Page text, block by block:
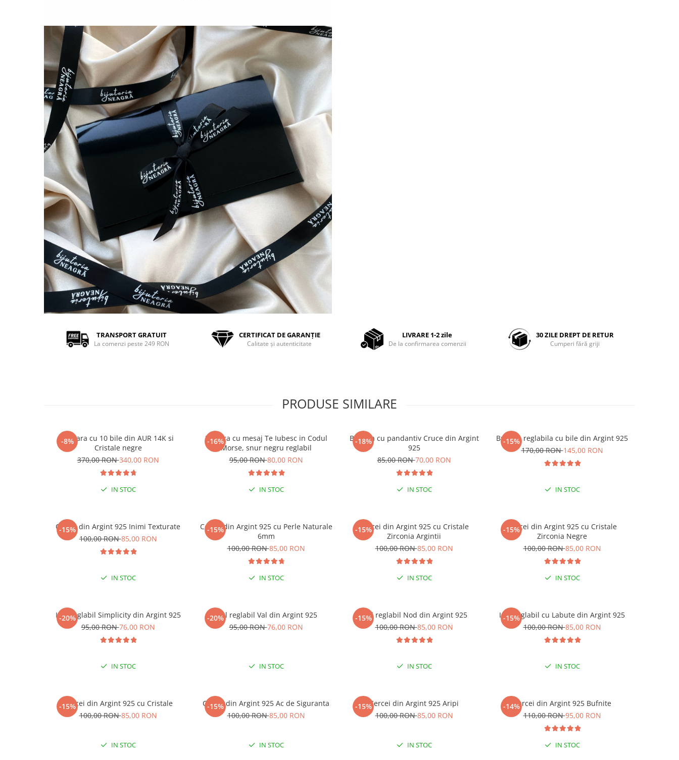
TRANSPORT GRATUIT
La comenzi peste 249 RON
CERTIFICAT DE GARANȚIE
Calitate și autenticitate
LIVRARE 1-2 zile
De la confirmarea comenzii
30 ZILE DREPT DE RETUR
Cumperi fără griji
PRODUSE SIMILARE
-8%
Bratara cu 10 bile din AUR 14K si
Cristale negre
370,00 RON340,00 RON
IN STOC
-16%
Bratara cu mesaj Te Iubesc in Codul
Morse, snur negru reglabil
95,00 RON80,00 RON
IN STOC
-18%
Bratara cu pandantiv Cruce din Argint
925
85,00 RON70,00 RON
IN STOC
-15%
Bratara reglabila cu bile din Argint 925
170,00 RON145,00 RON
IN STOC
-15%
Cercei din Argint 925 Inimi Texturate
100,00 RON85,00 RON
IN STOC
-15%
Cercei din Argint 925 cu Perle Naturale
6mm
100,00 RON85,00 RON
IN STOC
-15%
Cercei din Argint 925 cu Cristale
Zirconia Argintii
100,00 RON85,00 RON
IN STOC
-15%
Cercei din Argint 925 cu Cristale
Zirconia Negre
100,00 RON85,00 RON
IN STOC
-20%
Inel reglabil Simplicity din Argint 925
95,00 RON76,00 RON
IN STOC
-20%Inel reglabil Val din Argint 925
95,00 RON76,00 RON
IN STOC
-15%
Inel reglabil Nod din Argint 925
100,00 RON85,00 RON
IN STOC
-15%
Inel reglabil cu Labute din Argint 925
100,00 RON85,00 RON
IN STOC
-15%
Cercei din Argint 925 cu Cristale
100,00 RON85,00 RON
IN STOC
-15%
Cercei din Argint 925 Ac de Siguranta
100,00 RON85,00 RON
IN STOC
-15%Cercei din Argint 925 Aripi
100,00 RON85,00 RON
IN STOC
-14%Cercei din Argint 925 Bufnite
110,00 RON95,00 RON
IN STOC